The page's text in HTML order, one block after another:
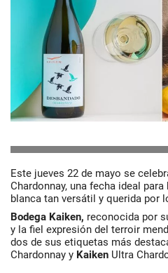
Este jueves 22 de mayo se
Chardonnay, una fecha ideal
blanca tan versátil y querida por
Bodega Kaiken, reconocida por
y la fiel expresión del terroir
dos de sus etiquetas más
Chardonnay y Kaiken Ultra